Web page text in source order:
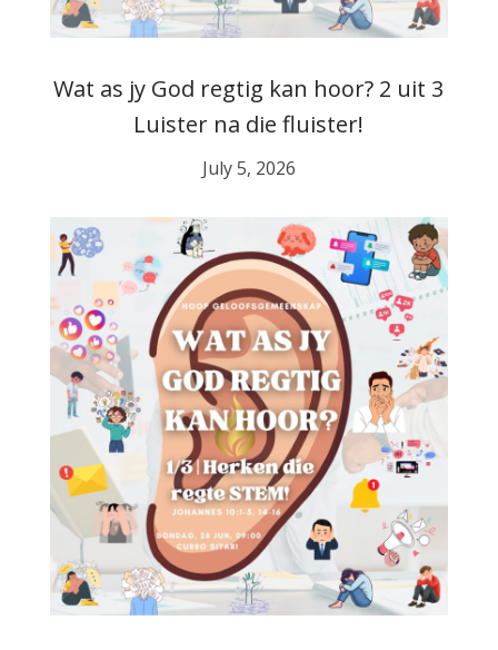
Wat as jy God regtig kan hoor? 2 uit 3
Luister na die fluister!
July 5, 2026